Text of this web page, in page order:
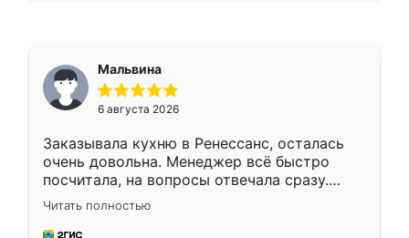
Мальвина
6 августа 2026
Заказывала кухню в Ренессанс, осталась
очень довольна. Менеджер всё быстро
посчитала, на вопросы отвечала сразу.
Замерщик приехал в субботу, подошёл к
делу со всей ответственностью. Собрали
за день, ребята работали аккуратно, даже
Читать полностью